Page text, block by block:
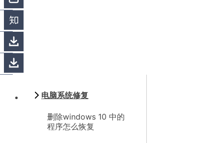
电脑系统修复
删除windows 10 中的
程序怎么恢复